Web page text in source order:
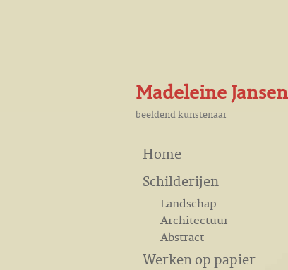
Madeleine Jansen
beeldend kunstenaar
Home
Schilderijen
Landschap
Architectuur
Abstract
Werken op papier